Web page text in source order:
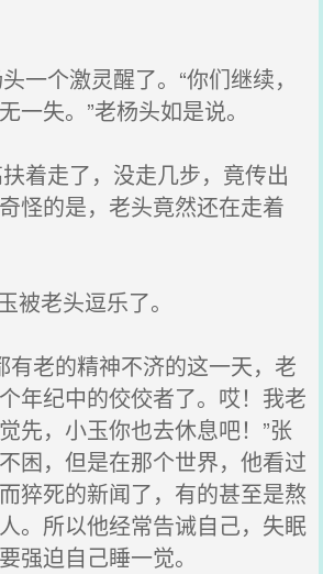
一个激灵醒了。“你们继续，
一失。”老杨头如是说。
着走了，没走几步，竟传出
怪的是，老头竟然还在走着
被老头逗乐了。
老的精神不济的这一天，老
年纪中的佼佼者了。哎！我老
先，小玉你也去休息吧！”张
困，但是在那个世界，他看过
猝死的新闻了，有的甚至是熬
。所以他经常告诫自己，失眠
强迫自己睡一觉。